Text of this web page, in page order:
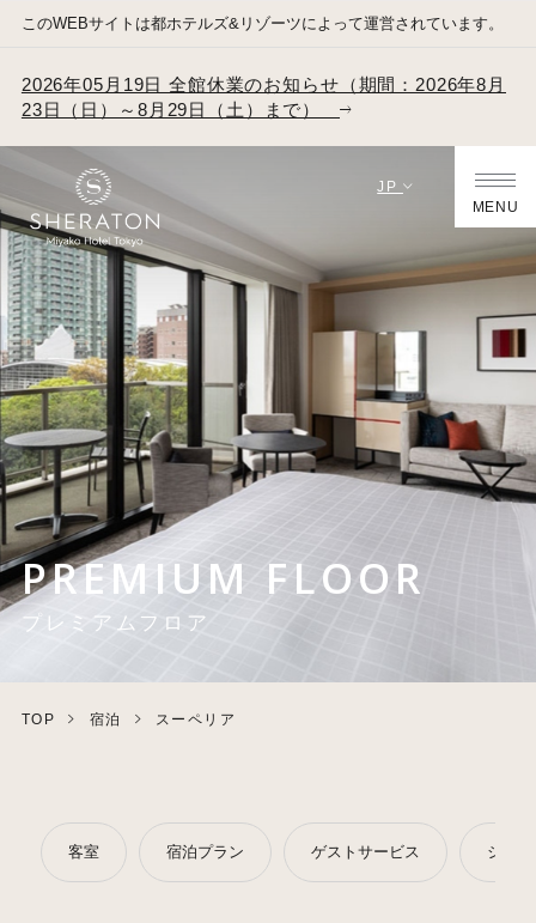
JP
MENU
PREMIUM FLOOR
プレミアムフロア
このWEBサイトは都ホテルズ&リゾーツによって運営されています。
2026年05月19日 全館休業のお知らせ（期間：2026年8月
23日（日）～8月29日（土）まで）
TOP 宿泊 スーペリア
客室 宿泊プラン ゲストサービス シェ